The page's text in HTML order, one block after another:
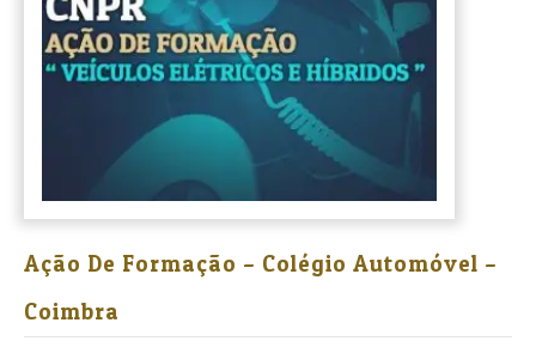
Ação De Formação – Colégio Automóvel –
Coimbra